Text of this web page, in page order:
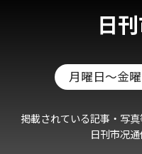
日
月曜日～金
掲載されている記事・写
日刊市况通